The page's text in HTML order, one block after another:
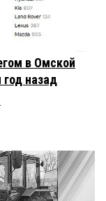
в Омской
назад